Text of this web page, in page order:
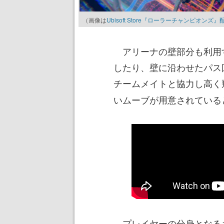
（画像はUbisoft Store『ローラーチャンピオンズ』
アリーナの壁部分も利
したり、壁に沿わせたパ
チームメイトと協力し高
いムーブが用意されてい